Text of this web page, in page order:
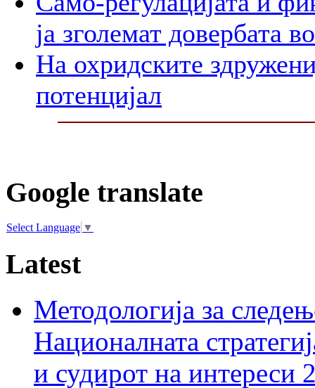
ја зголемат довербата
На охридските
потенцијал
Google translate
Select Language ▼
Latest
Методологија за
Националната
и судирот на интереси